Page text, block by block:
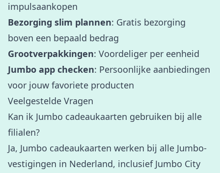
impulsaankopen
Bezorging slim plannen: Gratis bezorging
boven een bepaald bedrag
Grootverpakkingen: Voordeliger per eenheid
Jumbo app checken: Persoonlijke aanbiedingen
voor jouw favoriete producten
Veelgestelde Vragen
Kan ik Jumbo cadeaukaarten gebruiken bij alle
filialen?
Ja, Jumbo cadeaukaarten werken bij alle Jumbo-
vestigingen in Nederland, inclusief Jumbo City